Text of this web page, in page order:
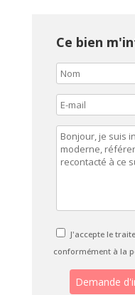
Ce bien
J'accepte le
conformément à la